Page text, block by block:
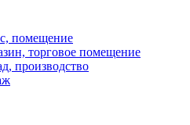
помещение
торговое помещение
производство